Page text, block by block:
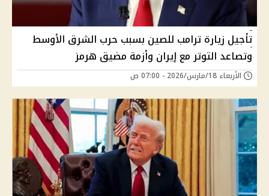
تأجيل زيارة ترامب للصين بسبب حرب الشرق الأوسط
وتصاعد التوتر مع إيران وأزمة مضيق هرمز
الأربعاء 18/مارس/2026 - 07:00 ص